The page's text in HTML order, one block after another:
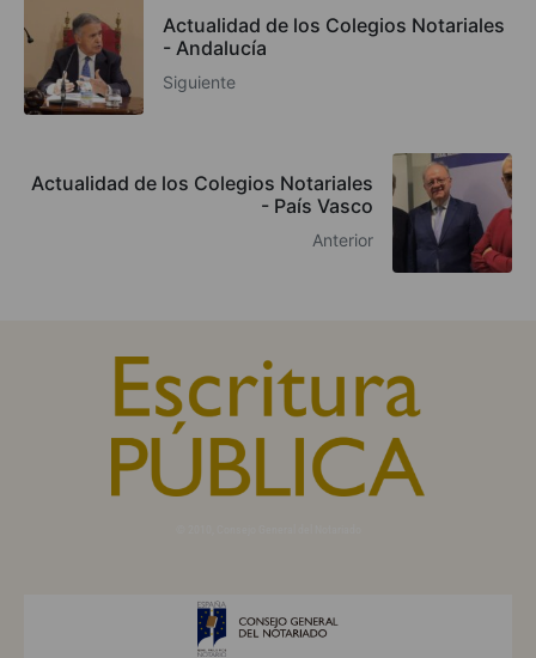
Actualidad de los Colegios Notariales
- Andalucía
Siguiente
Actualidad de los Colegios Notariales
- País Vasco
Anterior